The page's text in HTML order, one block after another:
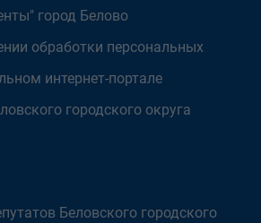
город Белово
обработки персональных
интернет-портале
городского округа
Беловского городского